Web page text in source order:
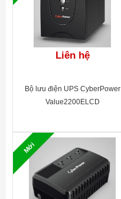
Liên hệ
Bộ lưu điện UPS CyberPower
Value2200ELCD
Mới